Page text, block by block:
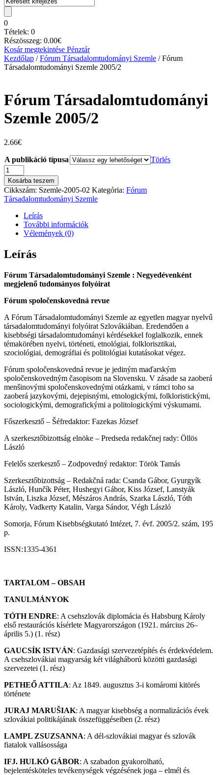
0
Tételek: 0
Részösszeg: 0.00€
Kosár megtekintése Pénztár
Kezdőlap /Fórum Társadalomtudományi Szemle / Fórum
Társadalomtudományi Szemle 2005/2
Fórum Társadalomtudományi
Szemle 2005/2
2.66€
A publikáció típusa
Törlés
Fórum
Társadalomtudományi
Szemle
2005/2
mennyiség
Kosárba teszem
Cikkszám: Szemle-2005-02 Kategória: Fórum
Társadalomtudományi Szemle
Leírás
További információk
Vélemények (0)
Leírás
Fórum Társadalomtudományi Szemle : Negyedévenként
megjelenő tudományos folyóirat
Fórum spoločenskovedná revue
A Fórum Társadalomtudományi Szemle az egyetlen magyar nyelvű
társadalomtudományi folyóirat Szlovákiában. Eredendően a
kisebbségi társadalomtudományi kérdésekkel foglalkozik, ennek
témakörében nyelvi, történeti, etnológiai, folklorisztikai,
szociológiai, demográfiai és politológiai kutatásokat végez.
Fórum spoločenskovedná revue je jediným maďarským
spoločenskovedným časopisom na Slovensku. V zásade sa zaoberá
menšinovými spoločenskovednými otázkami, v rámci toho sa
zaoberá jazykovými, dejepisnými, etnologickými, folkloristickými,
sociologickými, demografickými a politologickými výskumami.
Főszerkesztő – Šéfredaktor: Fazekas József
A szerkesztőbizottság elnöke – Predseda redakčnej rady: Öllös
László
Felelős szerkesztő – Zodpovedný redaktor: Török Tamás
Szerkesztőbizottság – Redakčná rada: Csanda Gábor, Gyurgyík
László, Hunčík Péter, Hushegyi Gábor, Kiss József, Lanstyák
István, Liszka József, Mészáros András, Szarka László, Tóth
Károly, Vadkerty Katalin, Varga Sándor, Végh László
Somorja, Fórum Kisebbségkutató Intézet, 7. évf. 2005/2. szám, 195
p.
ISSN:1335-4361
TARTALOM – OBSAH
TANULMÁNYOK
TÓTH ENDRE: A csehszlovák diplomácia és Habsburg Károly
első restaurációs kísérlete Magyarországon (1921. március 26–
április 5.) (1. rész)
GAUCSÍK ISTVÁN: Gazdasági szervezetépítés és érdekvédelem.
A csehszlovákiai magyarság két világháború közötti gazdasági
szervezetei (1. rész)
PETHEŐ ATTILA: Az 1849. augusztus 3-i komáromi kitörés
története
JURAJ MARUŠIAK: A magyar kisebbség a normalizációs évek
szlovákiai politikájának összefüggéseiben (2. rész)
LAMPL ZSUZSANNA: A dél-szlovákiai magyar és szlovák
fiatalok vallásossága
IFJ. HULKÓ GÁBOR: A szabadon gyakorolható,
bejelentésköteles tevékenységek végzésének joga – elmél és